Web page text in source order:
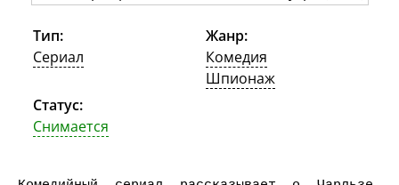
Тип:
Сериал
Статус:
Снимается
Жанр:
Комедия
Шпионаж